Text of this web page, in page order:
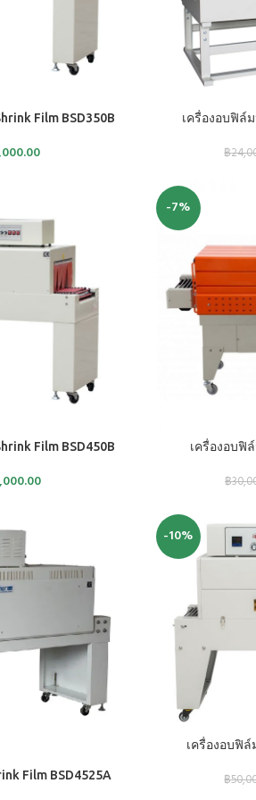
Film BSD350B หยิบใส่ตะกร้า
เครื่องอบฟิล์
฿
Film BSD450B
-7%
หยิบใส่ตะกร้า
เครื่องอบฟิ
฿
Film BSD4525A
-10%
หยิบใส่ตะกร้า
เครื่องอบฟิล์
฿